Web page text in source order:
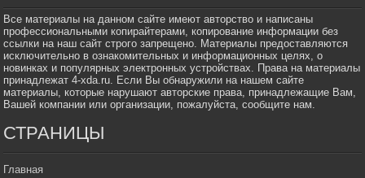
Все материалы на данном сайте имеют авторство и написаны
профессиональными копирайтерами, копирование информации без
ссылки на наш сайт строго запрещено. Материалы предоставляются
исключительно в ознакомительных и информационных целях, о
новинках и популярных электронных устройствах. Права на материалы
принадлежат 4-xda.ru. Если Вы обнаружили на нашем сайте
материалы, которые нарушают авторские права, принадлежащие Вам,
Вашей компании или организации, пожалуйста, сообщите нам.
СТРАНИЦЫ
Главная